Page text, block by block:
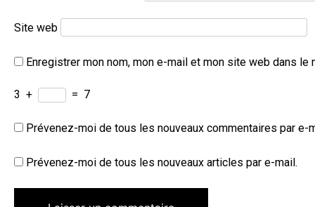
Site web
Enregistrer mon nom, mon e-mail et mon site web dans le
3 + = 7
Prévenez-moi de tous les nouveaux commentaires par e-
Prévenez-moi de tous les nouveaux articles par e-mail.